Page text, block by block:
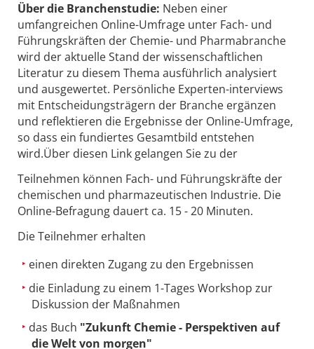
Über die Branchenstudie: Neben einer
umfangreichen Online-Umfrage unter Fach- und
Führungskräften der Chemie- und Pharmabranche
wird der aktuelle Stand der wissenschaftlichen
Literatur zu diesem Thema ausführlich analysiert
und ausgewertet. Persönliche Experten-interviews
mit Entscheidungsträgern der Branche ergänzen
und reflektieren die Ergebnisse der Online-Umfrage,
so dass ein fundiertes Gesamtbild entstehen
wird.Über diesen Link gelangen Sie zu der
Teilnehmen können Fach- und Führungskräfte der
chemischen und pharmazeutischen Industrie. Die
Online-Befragung dauert ca. 15 - 20 Minuten.
Die Teilnehmer erhalten
einen direkten Zugang zu den Ergebnissen
die Einladung zu einem 1-Tages Workshop zur
Diskussion der Maßnahmen
das Buch "Zukunft Chemie - Perspektiven auf
die Welt von morgen"